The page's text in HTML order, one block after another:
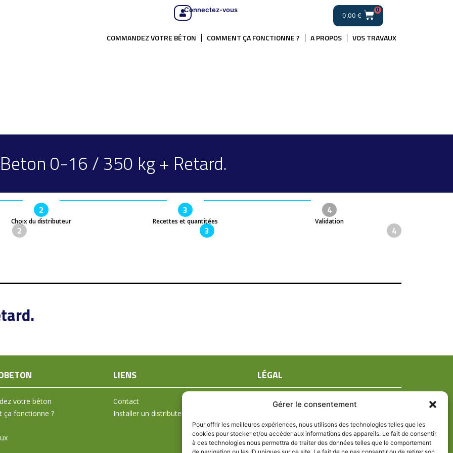
Gérer le consentement
Pour offrir les meilleures expériences, nous utilisons des technologies telles que les
cookies pour stocker et/ou accéder aux informations des appareils. Le fait de consentir
à ces technologies nous permettra de traiter des données telles que le comportement
Connectez-vous
0,00 €
0
COMMANDEZ VOTRE BÉTON COMMENT ÇA FONCTIONNE ? A PROPOS VOS TRAVAUX
Beton 0-16 / 350 kg + Retard.
2
Choix du distributeur
3
Recettes et quantitées
4
Validation
2 3 4
votre béton
ça fonctionne ?
LIENS
Contact
Installer un distributeur
LÉGAL
Mentions légales
Politique de confidentialité
Politique de cookies (UE)